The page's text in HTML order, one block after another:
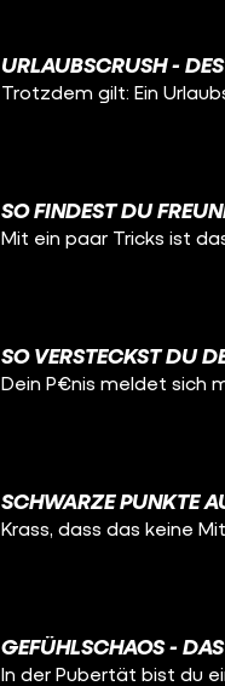
URLAUBSCRUSH -
Trotzdem gilt: Ein
SO FINDEST DU
Mit ein paar Tricks ist
SO VERSTECKST DU
Dein P€nis meldet sich
SCHWARZE PUNKTE
Krass, dass das keine
GEFÜHLSCHAOS -
In der Pubertät bist du